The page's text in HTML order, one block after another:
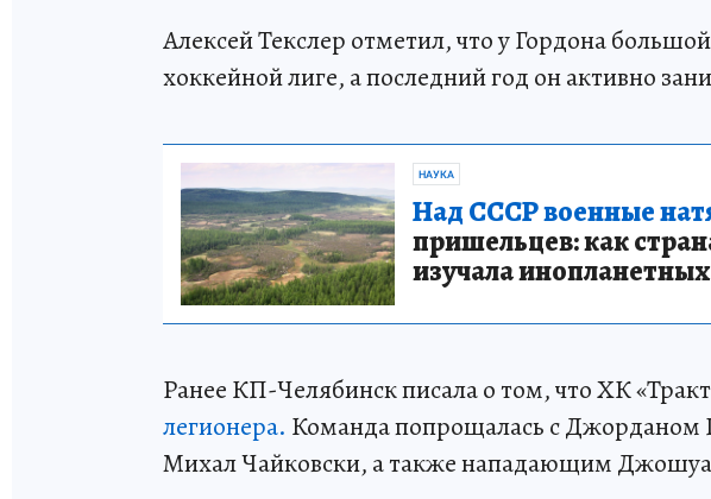
Алексей Текслер отметил, что у Гордона
хоккейной лиге, а последний год он активно
НАУКА
Над СССР военные
пришельцев: как
изучала
Ранее КП-Челябинск писала о том, что ХК
легионера. Команда попрощалась с Джорданом
Михал Чайковски, а также нападающим